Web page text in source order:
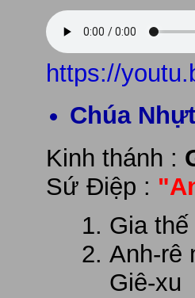
https://
Chúa
Kinh thánh :
Sứ Điệp :
Gia thế
Anh-rê
Giê-xu